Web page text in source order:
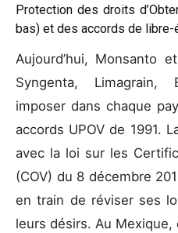
Protection des droits
bas) et des accords de libre-
Aujourd’hui, Monsanto
Syngenta, Limagrain,
imposer dans chaque
accords UPOV de 1991.
avec la loi sur les
(COV) du 8 décembre
en train de réviser ses
leurs désirs. Au